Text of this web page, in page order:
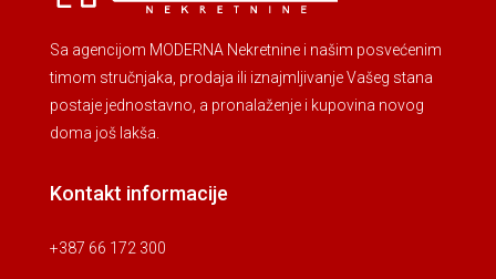
Sa agencijom MODERNA Nekretnine i našim posvećenim
timom stručnjaka, prodaja ili iznajmljivanje Vašeg stana
postaje jednostavno, a pronalaženje i kupovina novog
doma još lakša.
Kontakt informacije
+387 66 172 300